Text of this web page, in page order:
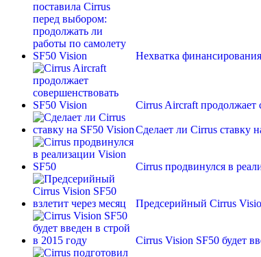
Нехватка
Cirrus Aircraft продолжает
Сделает ли Cirrus ставку
Cirrus продвинулся в
Предсерийный Cirrus
Cirrus Vision SF50 будет